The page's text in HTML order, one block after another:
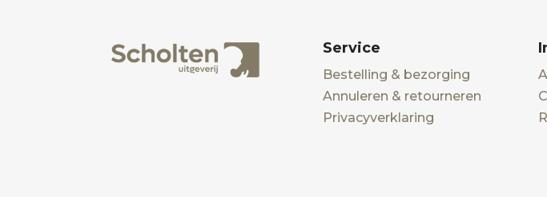
Service
Bestelling & bezorging
Annuleren & retourneren
Privacyverklaring